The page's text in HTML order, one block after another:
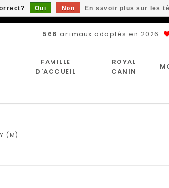
566 animaux adoptés en 2026
FAMILLE
D'ACCUEIL
ROYAL
CANIN
(M)
Oui Non En savoir plus sur les
de 89$*